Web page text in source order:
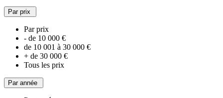
Par prix
Par prix
- de 10 000 €
de 10 001 à 30 000 €
+ de 30 000 €
Tous les prix
Par année